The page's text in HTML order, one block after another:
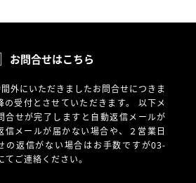
お問合せはこちら
外にいただきましたお問合せにつきま
の受付とさせていただきます。 以下メ
合せが完了しますと自動返信メールが
メールが届かない場合や、
２営業日
の返信がない場合はお手数ですが03-
ご連絡ください。